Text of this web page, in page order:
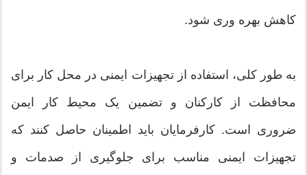
کاهش بهره وری شود.
به طور کلی، استفاده از تجهیزات ایمنی در محل کار برای
محافظت از کارکنان و تضمین یک محیط کار ایمن
ضروری است. کارفرمایان باید اطمینان حاصل کنند که
تجهیزات ایمنی مناسب برای جلوگیری از صدمات و